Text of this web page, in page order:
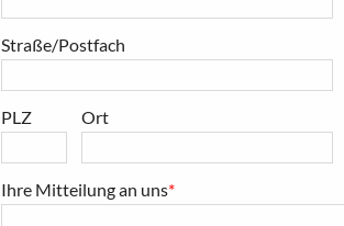
Straße/Postfach
PLZ Ort
Ihre Mitteilung an uns*